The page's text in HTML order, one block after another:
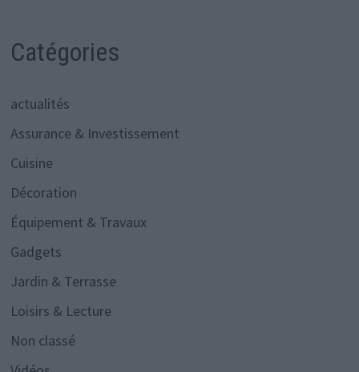
Catégories
actualités
Assurance & Investissement
Cuisine
Décoration
Équipement & Travaux
Gadgets
Jardin & Terrasse
Loisirs & Lecture
Non classé